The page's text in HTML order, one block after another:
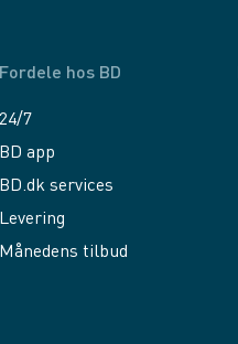
hos BD
7
app
services
tilbud